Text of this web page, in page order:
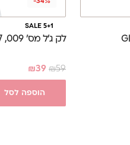
SALE 5+1
לק ג'ל מס' 009, 17 מ"ל - Glamour
₪59
₪39
הוספה לסל